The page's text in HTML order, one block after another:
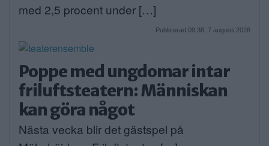
med 2,5 procent under […]
Publicerad 09:38, 7 augusti 2026
Poppe med ungdomar intar
friluftsteatern: Människan
kan göra något
Nästa vecka blir det gästspel på